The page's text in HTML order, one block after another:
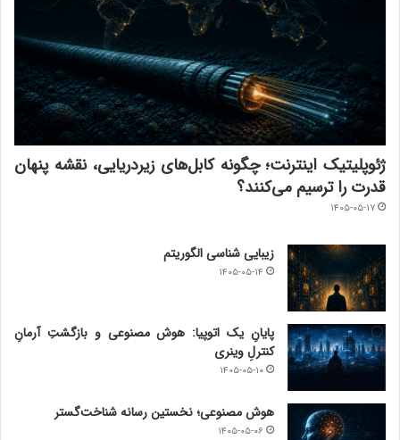
ژئوپلیتیک اینترنت؛ چگونه کابل‌های زیردریایی، نقشه پنهان
قدرت را ترسیم می‌کنند؟
۱۴۰۵-۰۵-۱۷
زیبایی شناسی الگوریتم
۱۴۰۵-۰۵-۱۴
پایانِ یک اتوپیا: هوش مصنوعی و بازگشتِ آرمانِ
کنترلِ وینری
۱۴۰۵-۰۵-۱۰
هوش مصنوعی؛ نخستین رسانه شناخت‌گستر
۱۴۰۵-۰۵-۰۶